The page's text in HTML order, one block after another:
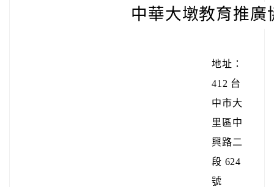
中華大墩教育推廣
地址：
412 台
中市大
里區中
興路二
段 624
號